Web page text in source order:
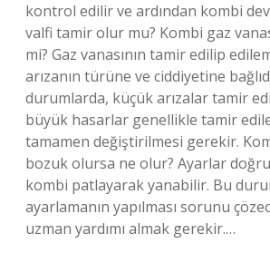
kontrol edilir ve ardından kombi
valfi tamir olur mu? Kombi gaz
mi? Gaz vanasının tamir edilip
arızanın türüne ve ciddiyetine
durumlarda, küçük arızalar tamir
büyük hasarlar genellikle tamir
tamamen değiştirilmesi gerekir.
bozuk olursa ne olur? Ayarlar doğru
kombi patlayarak yanabilir. Bu
ayarlamanın yapılması sorunu
uzman yardımı almak gerekir.…